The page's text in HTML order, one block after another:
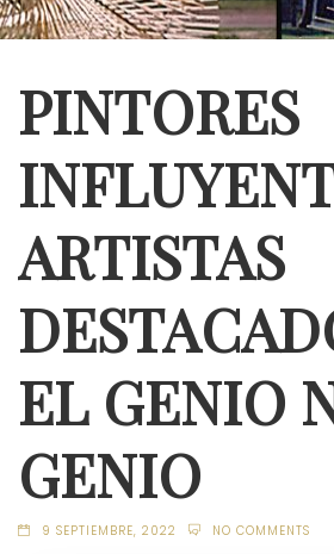
PINTORES
ARTISTAS
EL GENIO
GENIO
9 SEPTIEMBRE, 2022 NO COMMENTS